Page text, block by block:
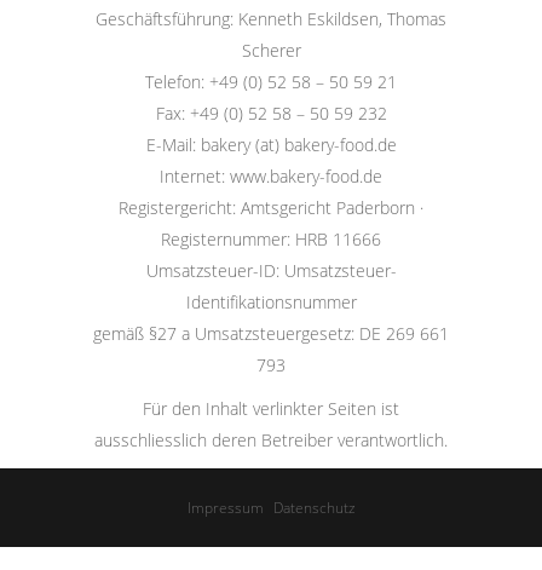
Geschäftsführung: Kenneth Eskildsen, Thomas
Scherer
Telefon: +49 (0) 52 58 – 50 59 21
Fax: +49 (0) 52 58 – 50 59 232
E-Mail: bakery (at) bakery-food.de
Internet: www.bakery-food.de
Registergericht: Amtsgericht Paderborn ·
Registernummer: HRB 11666
Umsatzsteuer-ID: Umsatzsteuer-
Identifikationsnummer
gemäß §27 a Umsatzsteuergesetz: DE 269 661
793
Für den Inhalt verlinkter Seiten ist
ausschliesslich deren Betreiber verantwortlich.
Impressum Datenschutz